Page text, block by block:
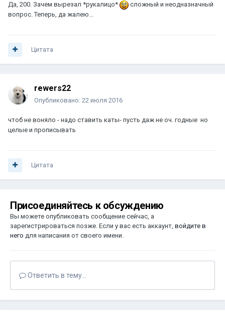
Да, 200. Зачем вырезал *рукалицо*
сложный и неодназначный
вопрос. Теперь, да жалею...
Цитата
rewers22
Опубликовано: 22 июля 2016
чтоб не воняло - надо ставить каты- пусть даж не оч. годные но
целые и прописывать
Цитата
Присоединяйтесь к обсуждению
Вы можете опубликовать сообщение сейчас, а
зарегистрироваться позже. Если у вас есть аккаунт, войдите в
него для написания от своего имени.
Ответить в тему...